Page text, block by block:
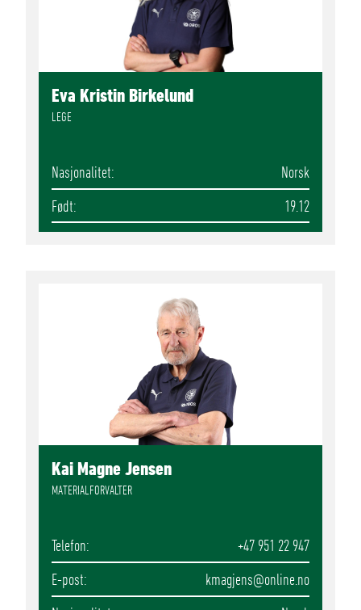
Eva Kristin Birkelund
LEGE
Nasjonalitet
Norsk
Født
19.12
Kai Magne Jensen
MATERIALFORVALTER
Telefon
+47 951 22 947
E-post
kmagjens@online.no